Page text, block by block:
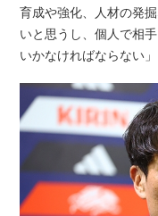
育成や強化、人材の発
いと思うし、個人で相
いかなければならない